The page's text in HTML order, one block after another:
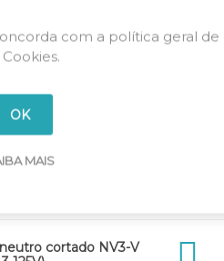
cortado NV2-V
cortado NV3-E
125E)
cortado NV3-V
com a política geral de
OK
MAIS